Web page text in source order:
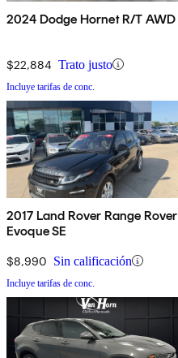
2024 Dodge Hornet R/T AWD
$22,884 Trato justo
Incluye tarifas de conc.
2017 Land Rover Range Rover
Evoque SE
$8,990 Sin calificación
Incluye tarifas de conc.